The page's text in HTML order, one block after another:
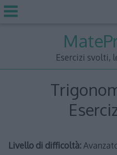
Esercizi svolti,
Livello di difficoltà: